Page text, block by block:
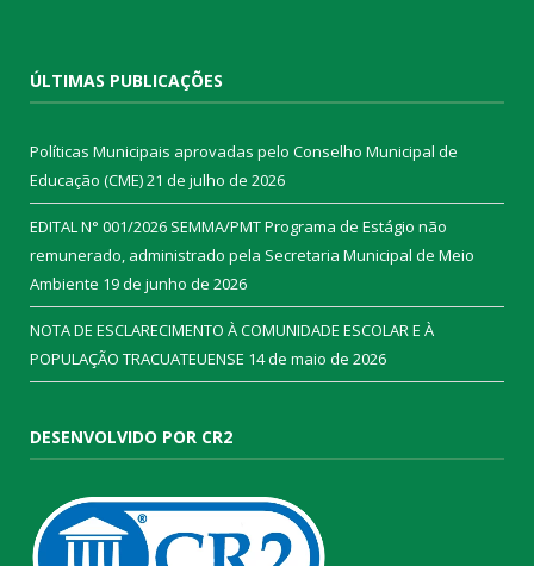
ÚLTIMAS PUBLICAÇÕES
Políticas Municipais aprovadas pelo Conselho Municipal de
Educação (CME)21 de julho de 2026
EDITAL N° 001/2026 SEMMA/PMT Programa de Estágio não
remunerado, administrado pela Secretaria Municipal de Meio
Ambiente 19 de junho de 2026
NOTA DE ESCLARECIMENTO À COMUNIDADE ESCOLAR E À
POPULAÇÃO TRACUATEUENSE 14 de maio de 2026
DESENVOLVIDO POR CR2